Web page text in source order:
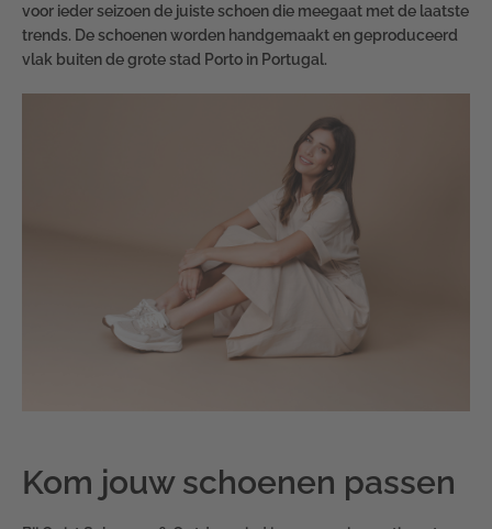
voor ieder seizoen de juiste schoen die meegaat met de laatste
trends. De schoenen worden handgemaakt en geproduceerd
vlak buiten de grote stad Porto in Portugal.
Kom jouw schoenen passen